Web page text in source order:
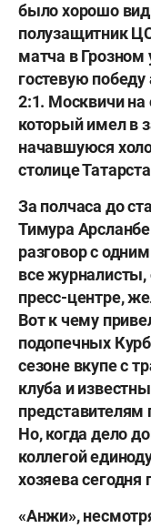
было хорошо
полузащитник
матча в Грозном
гостевую
2:1. Москвичи на
который имел в
начавшуюся
столице
За полчаса до
Тимура
разговор с
все
пресс-центре,
Вот к чему
подопечных
сезоне вкупе с
клуба и
Но, когда дело
коллегой
хозяева сегодня
«Анжи»,